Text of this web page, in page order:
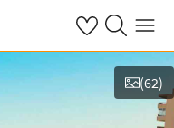
Se dine sparte
Søk påMeny
(62)